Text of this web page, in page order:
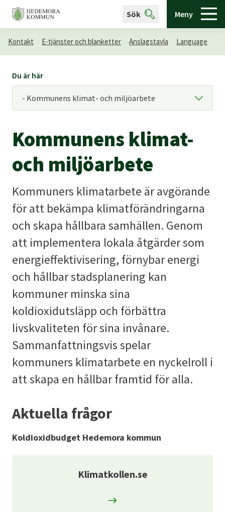
Sök Meny
Kontakt E-tjänster och blanketter Anslagstavla Language
Kommunens klimat-
och miljöarbete
Kommuners klimatarbete är avgörande
för att bekämpa klimatförändringarna
och skapa hållbara samhällen. Genom
att implementera lokala åtgärder som
energieffektivisering, förnybar energi
och hållbar stadsplanering kan
kommuner minska sina
koldioxidutsläpp och förbättra
livskvaliteten för sina invånare.
Sammanfattningsvis spelar
kommuners klimatarbete en nyckelroll i
att skapa en hållbar framtid för alla.
Aktuella frågor
Koldioxidbudget Hedemora kommun
Klimatkollen.se
Du är här